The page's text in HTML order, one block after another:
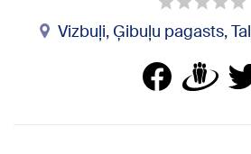
Vizbuļi, Ģibuļu pagasts,